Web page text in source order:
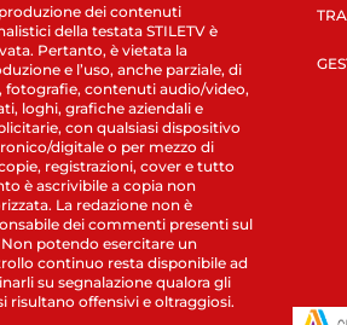
dei contenuti
della testata STILETV è
Pertanto, è vietata la
e l’uso, anche parziale, di
fotografie, contenuti audio/video,
loghi, grafiche aziendali e
con qualsiasi dispositivo
digitale o per mezzo di
registrazioni, cover e tutto
è ascrivibile a copia non
La redazione non è
dei commenti presenti sul
potendo esercitare un
continuo resta disponibile ad
su segnalazione qualora gli
risultano offensivi e oltraggiosi.